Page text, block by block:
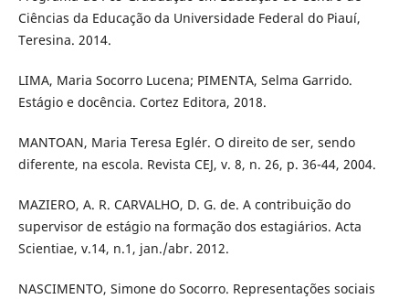
Ciências da Educação da Universidade Federal do Piauí,
Teresina. 2014.
LIMA, Maria Socorro Lucena; PIMENTA, Selma Garrido.
Estágio e docência. Cortez Editora, 2018.
MANTOAN, Maria Teresa Eglér. O direito de ser, sendo
diferente, na escola. Revista CEJ, v. 8, n. 26, p. 36-44, 2004.
MAZIERO, A. R. CARVALHO, D. G. de. A contribuição do
supervisor de estágio na formação dos estagiários. Acta
Scientiae, v.14, n.1, jan./abr. 2012.
NASCIMENTO, Simone do Socorro. Representações sociais